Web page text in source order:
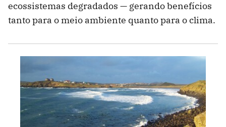
ecossistemas degradados — gerando benefícios
tanto para o meio ambiente quanto para o clima.